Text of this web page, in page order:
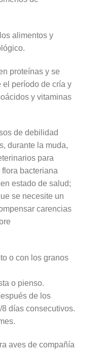
alimentos y
proteínas y se
el período de cría y
y vitaminas
de debilidad
durante la muda,
para
bacteriana
estado de salud;
se necesite un
carencias
o con los granos
o pienso.
de los
días consecutivos.
aves de compañía